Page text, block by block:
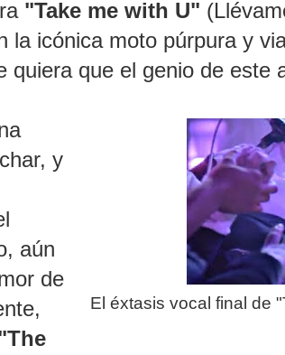
"Take me with U"
la icónica moto púrpura y
quiera que el genio de este
El éxtasis vocal final de
y
aún
de